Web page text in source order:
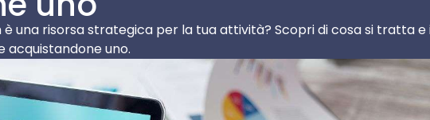
una risorsa strategica per la tua attività? Scopri di cosa si tratta e
uno.